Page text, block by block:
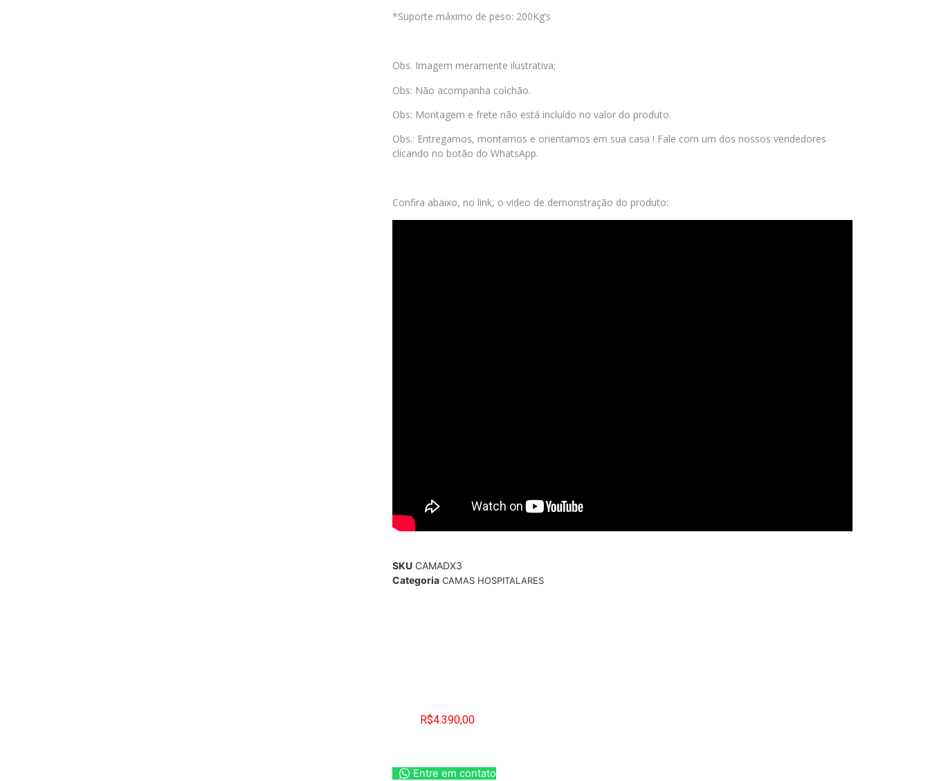
*Suporte máximo de peso: 200Kg’s
Obs. Imagem meramente ilustrativa;
Obs: Não acompanha colchão.
Obs: Montagem e frete não está incluído no valor do produto.
Obs.: Entregamos, montamos e orientamos em sua casa ! Fale com um dos nossos vendedores
clicando no botão do WhatsApp.
Confira abaixo, no link, o video de demonstração do produto:
SKU CAMADX3
Categoria CAMAS HOSPITALARES
R$4.390,00
Entre em contato